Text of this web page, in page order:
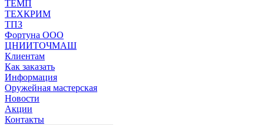
ТЕМП
ТЕХКРИМ
ТПЗ
Фортуна ООО
ЦНИИТОЧМАШ
Клиентам
Как заказать
Информация
Оружейная мастерская
Новости
Акции
Контакты